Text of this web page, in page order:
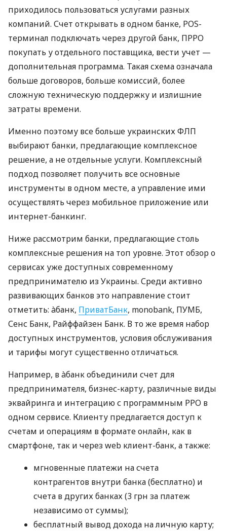
приходилось пользоваться услугами разных
компаний. Счет открывать в одном банке, POS-
терминал подключать через другой банк, ПРРО
покупать у отдельного поставщика, вести учет —
дополнительная программа. Такая схема означала
больше договоров, больше комиссий, более
сложную техническую поддержку и излишние
затраты времени.
Именно поэтому все больше украинских ФЛП
выбирают банки, предлагающие комплексное
решение, а не отдельные услуги. Комплексный
подход позволяет получить все основные
инструменты в одном месте, а управление ими
осуществлять через мобильное приложение или
интернет-банкинг.
Ниже рассмотрим банки, предлагающие столь
комплексные решения на топ уровне. Этот обзор о
сервисах уже доступных современному
предпринимателю из Украины. Среди активно
развивающих банков это направление стоит
отметить: àбанк, ПриватБанк, monobank, ПУМБ,
Сенс Банк, Райффайзен Банк. В то же время набор
доступных инструментов, условия обслуживания
и тарифы могут существенно отличаться.
Например, в àбанк объединили счет для
предпринимателя, бизнес-карту, различные виды
эквайринга и интеграцию с программным РРО в
одном сервисе. Клиенту предлагается доступ к
счетам и операциям в формате онлайн, как в
смартфоне, так и через web клиент-банк, а также:
мгновенные платежи на счета
контрагентов внутри банка (бесплатно) и
счета в других банках (3 грн за платеж
независимо от суммы);
бесплатный вывод дохода на личную карту;